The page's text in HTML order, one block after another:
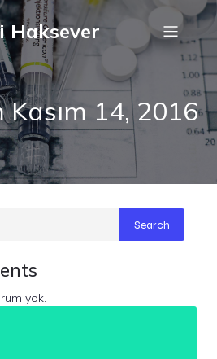
Haksever
14, 2016
Search
yok.